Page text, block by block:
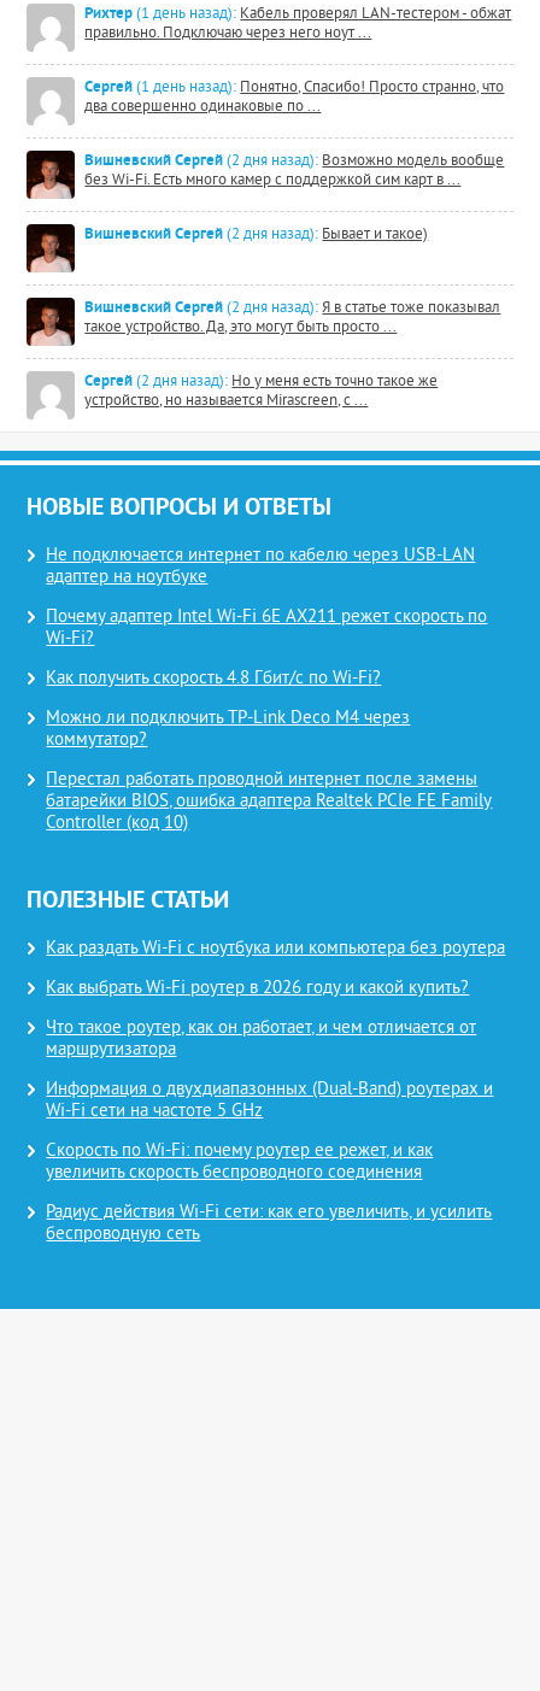
Рихтер (1 день назад): Кабель проверял LAN-тестером - обжат
правильно. Подключаю через него ноут ...
Сергей (1 день назад): Понятно, Спасибо! Просто странно, что
два совершенно одинаковые по ...
Вишневский Сергей (2 дня назад): Возможно модель вообще
без Wi-Fi. Есть много камер с поддержкой сим карт в ...
Вишневский Сергей (2 дня назад): Бывает и такое)
Вишневский Сергей (2 дня назад): Я в статье тоже показывал
такое устройство. Да, это могут быть просто ...
Сергей (2 дня назад): Но у меня есть точно такое же
устройство, но называется Mirascreen, с ...
НОВЫЕ ВОПРОСЫ И ОТВЕТЫ
Не подключается интернет по кабелю через USB-LAN
адаптер на ноутбуке
Почему адаптер Intel Wi-Fi 6E AX211 режет скорость по
Wi-Fi?
Как получить скорость 4.8 Гбит/с по Wi-Fi?
Можно ли подключить TP-Link Deco M4 через
коммутатор?
Перестал работать проводной интернет после замены
батарейки BIOS, ошибка адаптера Realtek PCIe FE Family
Controller (код 10)
ПОЛЕЗНЫЕ СТАТЬИ
Как раздать Wi-Fi с ноутбука или компьютера без роутера
Как выбрать Wi-Fi роутер в 2026 году и какой купить?
Что такое роутер, как он работает, и чем отличается от
маршрутизатора
Информация о двухдиапазонных (Dual-Band) роутерах и
Wi-Fi сети на частоте 5 GHz
Скорость по Wi-Fi: почему роутер ее режет, и как
увеличить скорость беспроводного соединения
Радиус действия Wi-Fi сети: как его увеличить, и усилить
беспроводную сеть